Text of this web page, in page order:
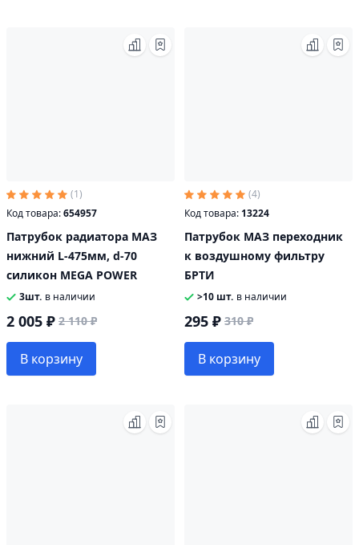
(1)
Код товара:654957
Патрубок радиатора МАЗ
нижний L-475мм, d-70
силикон MEGA POWER
3шт. в наличии
2 005 ₽ 2 110 ₽
В корзину
(4)
Код товара: 13224
Патрубок МАЗ переходник
к воздушному фильтру
БРТИ
>10 шт. в наличии
295 ₽ 310 ₽
В корзину